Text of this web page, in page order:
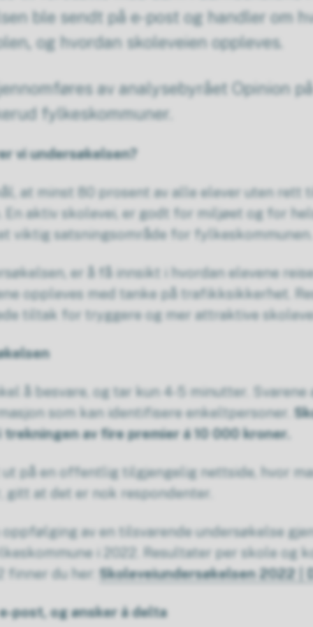
ble sendt på e-post og handler om
og hvordan skoleveien oppleves.
av analysebyrået Opinion
fylkeskommuner.
vi undersøkelsen?
at minst 80 prosent av alle elever uten rett
aktiv skolevei, er godt for miljøet og for
viktig satsningsområde for
er å få innsikt i hvordan elevene
oppleves med tanke på trafikksikkerhet.
tiltak for tryggere og mer attraktive
å besvare, og tar kun 4-5 minutter. Svarene
som kan identifisere enkeltpersoner.
av fire premier á 10 000 kroner.
på en offentlig tilgjengelig nettside, hvor
gitt at det er nok respondenter.
av en tilsvarende undersøkelse
i 2022. Resultater per skole og
finner du her: Skoleveiundersøkelsen 2022 |
post, og ønsker å delta